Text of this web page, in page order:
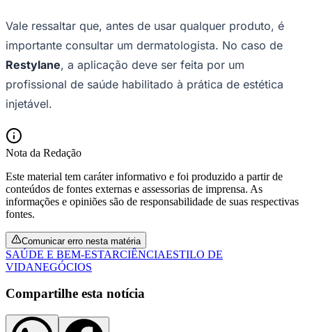
Vale ressaltar que, antes de usar qualquer produto, é
importante consultar um dermatologista. No caso de
Restylane, a aplicação deve ser feita por um
profissional de saúde habilitado à prática de estética
injetável.
Nota da Redação
Este material tem caráter informativo e foi produzido a partir de
conteúdos de fontes externas e assessorias de imprensa. As
informações e opiniões são de responsabilidade de suas respectivas
fontes.
Comunicar erro nesta matéria
SAÚDE E BEM-ESTARCIÊNCIAESTILO DE
VIDANEGÓCIOS
Compartilhe esta notícia